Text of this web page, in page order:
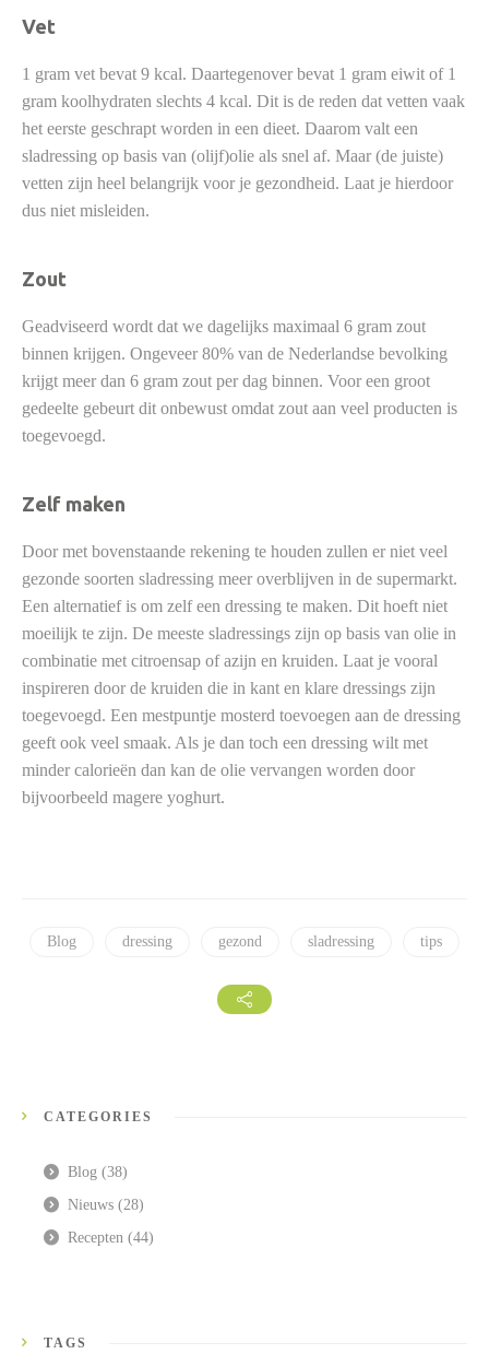
Vet
1 gram vet bevat 9 kcal. Daartegenover bevat 1 gram eiwit of 1
gram koolhydraten slechts 4 kcal. Dit is de reden dat vetten vaak
het eerste geschrapt worden in een dieet. Daarom valt een
sladressing op basis van (olijf)olie als snel af. Maar (de juiste)
vetten zijn heel belangrijk voor je gezondheid. Laat je hierdoor
dus niet misleiden.
Zout
Geadviseerd wordt dat we dagelijks maximaal 6 gram zout
binnen krijgen. Ongeveer 80% van de Nederlandse bevolking
krijgt meer dan 6 gram zout per dag binnen. Voor een groot
gedeelte gebeurt dit onbewust omdat zout aan veel producten is
toegevoegd.
Zelf maken
Door met bovenstaande rekening te houden zullen er niet veel
gezonde soorten sladressing meer overblijven in de supermarkt.
Een alternatief is om zelf een dressing te maken. Dit hoeft niet
moeilijk te zijn. De meeste sladressings zijn op basis van olie in
combinatie met citroensap of azijn en kruiden. Laat je vooral
inspireren door de kruiden die in kant en klare dressings zijn
toegevoegd. Een mestpuntje mosterd toevoegen aan de dressing
geeft ook veel smaak. Als je dan toch een dressing wilt met
minder calorieën dan kan de olie vervangen worden door
bijvoorbeeld magere yoghurt.
Blog dressing gezond sladressing tips
CATEGORIES
Blog (38)
Nieuws (28)
Recepten (44)
TAGS